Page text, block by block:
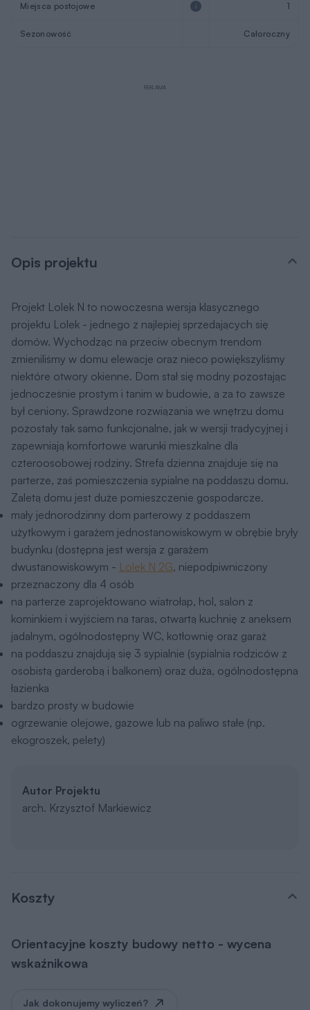
Miejsca postojowe 1
Sezonowość Całoroczny
REKLAMA
Opis projektu
Projekt Lolek N to nowoczesna wersja klasycznego
projektu Lolek - jednego z najlepiej sprzedających się
domów. Wychodząc na przeciw obecnym trendom
zmieniliśmy w domu elewacje oraz nieco powiększyliśmy
niektóre otwory okienne. Dom stał się modny pozostając
jednocześnie prostym i tanim w budowie, a za to zawsze
był ceniony. Sprawdzone rozwiązania we wnętrzu domu
pozostały tak samo funkcjonalne, jak w wersji tradycyjnej i
zapewniają komfortowe warunki mieszkalne dla
czteroosobowej rodziny. Strefa dzienna znajduje się na
parterze, zaś pomieszczenia sypialne na poddaszu domu.
Zaletą domu jest duże pomieszczenie gospodarcze.
mały jednorodzinny dom parterowy z poddaszem
użytkowym i garażem jednostanowiskowym w obrębie bryły
budynku (dostępna jest wersja z garażem
dwustanowiskowym - Lolek N 2G, niepodpiwniczony
przeznaczony dla 4 osób
na parterze zaprojektowano wiatrołap, hol, salon z
kominkiem i wyjściem na taras, otwartą kuchnię z aneksem
jadalnym, ogólnodostępny WC, kotłownię oraz garaż
na poddaszu znajdują się 3 sypialnie (sypialnia rodziców z
osobistą garderobą i balkonem) oraz duża, ogólnodostępna
łazienka
bardzo prosty w budowie
ogrzewanie olejowe, gazowe lub na paliwo stałe (np.
ekogroszek, pelety)
Autor Projektu
arch. Krzysztof Markiewicz
Koszty
Orientacyjne koszty budowy netto - wycena
wskaźnikowa
Jak dokonujemy wyliczeń?